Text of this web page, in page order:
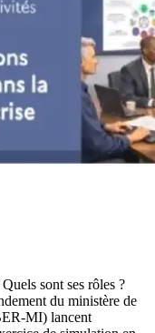
sont ses rôles ?
du ministère de
MI) lancent